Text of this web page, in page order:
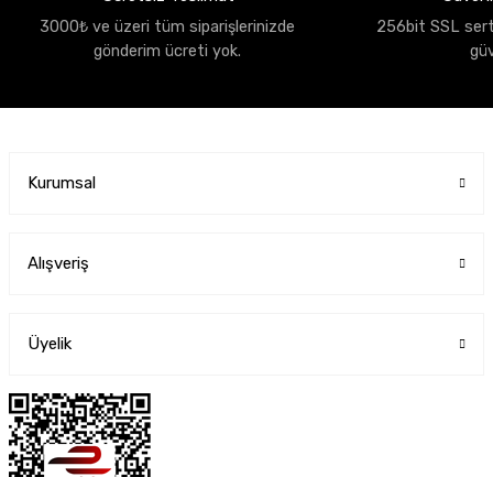
3000₺ ve üzeri tüm siparişlerinizde
gönderim ücreti yok.
256bit SSL
Kurumsal
Alışveriş
Üyelik